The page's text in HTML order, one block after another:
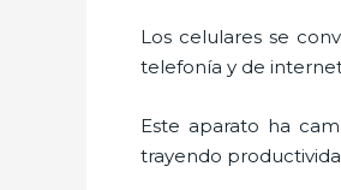
Los celulares se
telefonía y de
Este aparato ha
trayendo